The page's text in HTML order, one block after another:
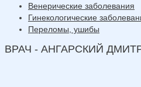
Венерические заболевания
Гинекологические
Переломы, ушибы
ВРАЧ - АНГАРСКИЙ